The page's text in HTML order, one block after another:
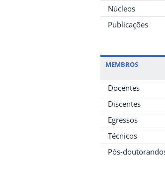
Núcleos
Publicações
MEMBROS
Docentes
Discentes
Egressos
Técnicos
Pós-